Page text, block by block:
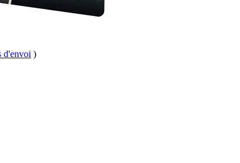
d'envoi )